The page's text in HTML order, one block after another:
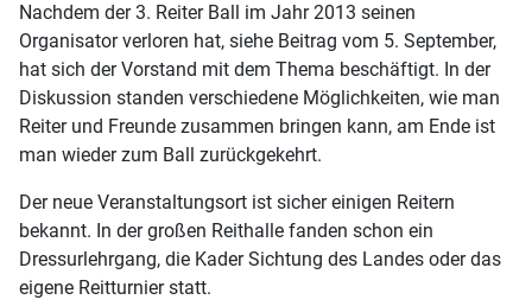
Nachdem der 3. Reiter Ball im Jahr 2013 seinen
Organisator verloren hat, siehe Beitrag vom 5. September,
hat sich der Vorstand mit dem Thema beschäftigt. In der
Diskussion standen verschiedene Möglichkeiten, wie man
Reiter und Freunde zusammen bringen kann, am Ende ist
man wieder zum Ball zurückgekehrt.
Der neue Veranstaltungsort ist sicher einigen Reitern
bekannt. In der großen Reithalle fanden schon ein
Dressurlehrgang, die Kader Sichtung des Landes oder das
eigene Reitturnier statt.